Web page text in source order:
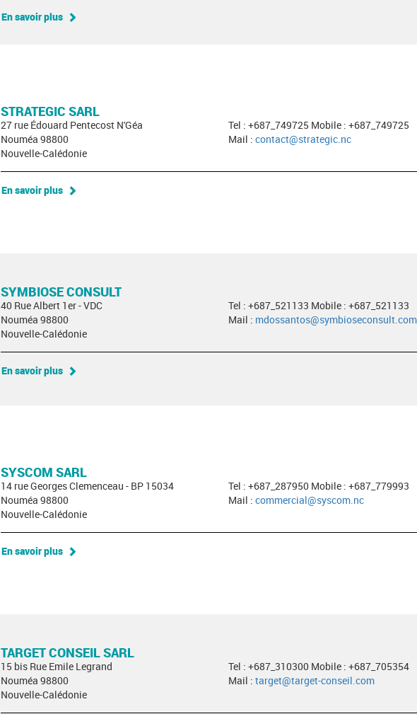
En savoir plus
STRATEGIC SARL
27 rue Édouard Pentecost N'Géa
Nouméa 98800
Nouvelle-Calédonie
Tel : +687_749725 Mobile : +687_749725
Mail : contact@strategic.nc
En savoir plus
SYMBIOSE CONSULT
40 Rue Albert 1er - VDC
Nouméa 98800
Nouvelle-Calédonie
Tel : +687_521133 Mobile : +687_521133
Mail : mdossantos@symbioseconsult.com
En savoir plus
SYSCOM SARL
14 rue Georges Clemenceau - BP 15034
Nouméa 98800
Nouvelle-Calédonie
Tel : +687_287950 Mobile : +687_779993
Mail : commercial@syscom.nc
En savoir plus
TARGET CONSEIL SARL
15 bis Rue Emile Legrand
Nouméa 98800
Nouvelle-Calédonie
Tel : +687_310300 Mobile : +687_705354
Mail : target@target-conseil.com